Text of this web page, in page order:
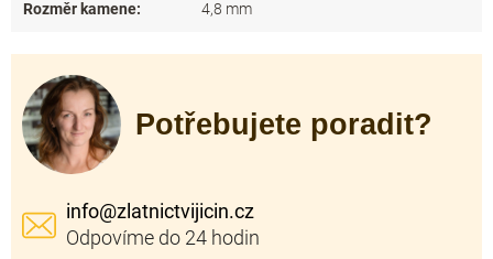
Rozměr kamene: 4,8 mm
Potřebujete poradit?
info@zlatnictvijicin.cz